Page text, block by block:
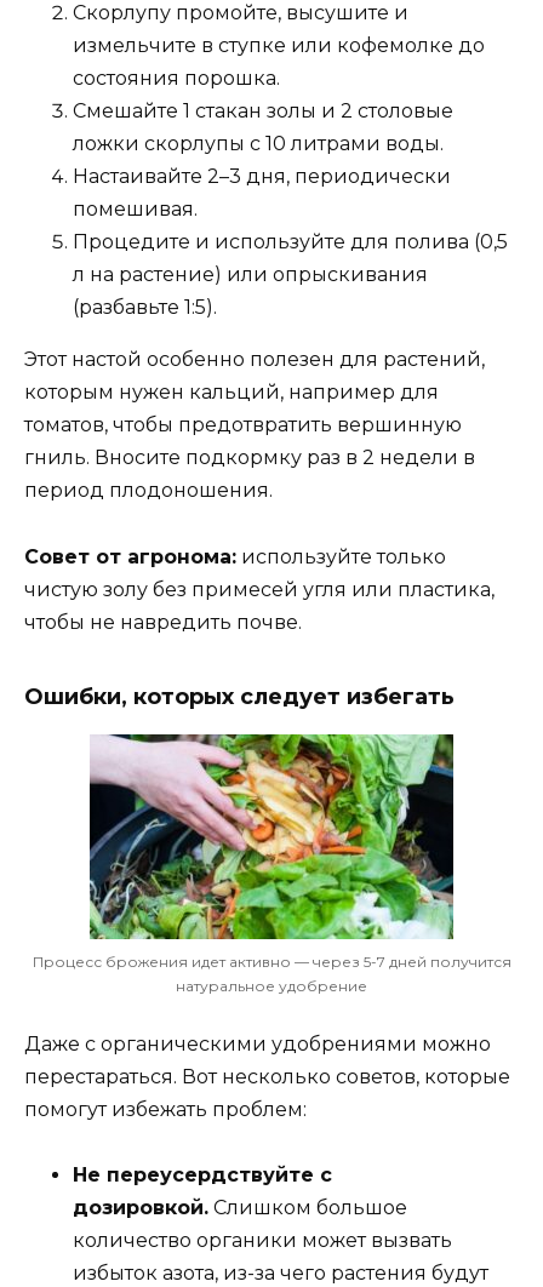
Скорлупу промойте, высушите и
измельчите в ступке или кофемолке до
состояния порошка.
Смешайте 1 стакан золы и 2 столовые
ложки скорлупы с 10 литрами воды.
Настаивайте 2–3 дня, периодически
помешивая.
Процедите и используйте для полива (0,5
л на растение) или опрыскивания
(разбавьте 1:5).
Этот настой особенно полезен для растений,
которым нужен кальций, например для
томатов, чтобы предотвратить вершинную
гниль. Вносите подкормку раз в 2 недели в
период плодоношения.
Совет от агронома: используйте только
чистую золу без примесей угля или пластика,
чтобы не навредить почве.
Ошибки, которых следует избегать
Процесс брожения идет активно — через 5-7 дней получится
натуральное удобрение
Даже с органическими удобрениями можно
перестараться. Вот несколько советов, которые
помогут избежать проблем:
Не переусердствуйте с
дозировкой. Слишком большое
количество органики может вызвать
избыток азота, из-за чего растения будут